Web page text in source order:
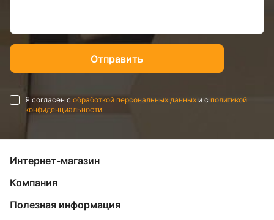
Я согласен с обработкой персональных данных и с политикой
конфиденциальности
Интернет-магазин
Компания
Полезная информация